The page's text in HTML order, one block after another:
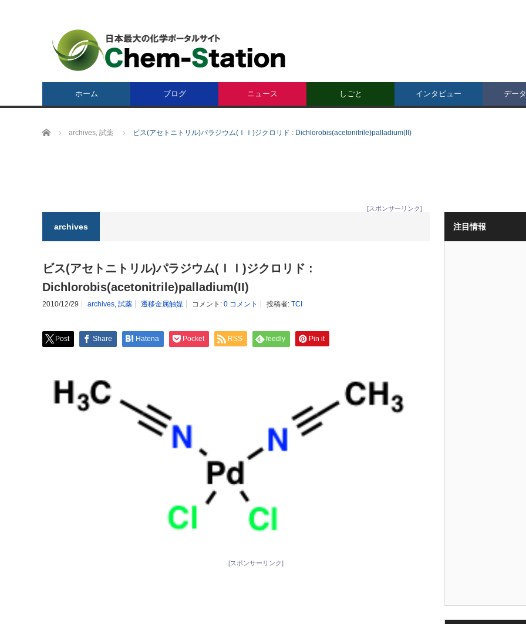
ホーム ブログ ニュース しごと インタビュー デー
ホーム archives, 試薬 ビス(アセトニトリル)パラジウム(ＩＩ)ジクロリド : Dichlorobis(acetonitrile)palladium(II)
[スポンサーリンク]
archives
ビス(アセトニトリル)パラジウム(ＩＩ)ジクロリド :
Dichlorobis(acetonitrile)palladium(II)
2010/12/29 archives, 試薬 遷移金属触媒 コメント: 0 コメント 投稿者: TCI
Post Share Hatena Pocket RSS feedly Pin it
[スポンサーリンク]
注目情報